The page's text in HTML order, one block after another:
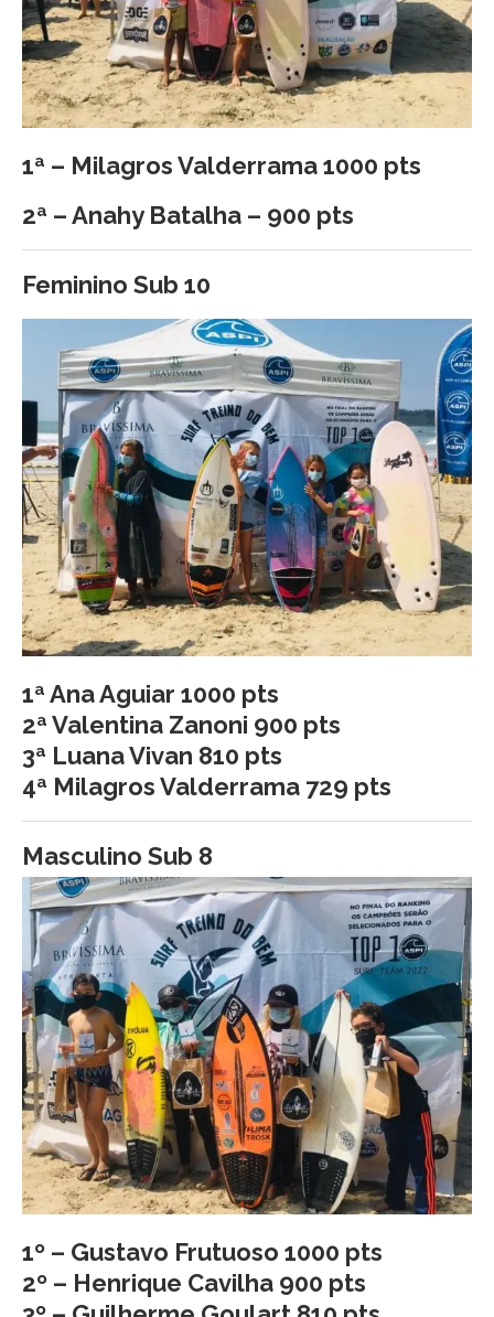
1ª – Milagros Valderrama 1000 pts
2ª – Anahy Batalha – 900 pts
Feminino Sub 10
1ª Ana Aguiar 1000 pts
2ª Valentina Zanoni 900 pts
3ª Luana Vivan 810 pts
4ª Milagros Valderrama 729 pts
Masculino Sub 8
1º – Gustavo Frutuoso 1000 pts
2º – Henrique Cavilha 900 pts